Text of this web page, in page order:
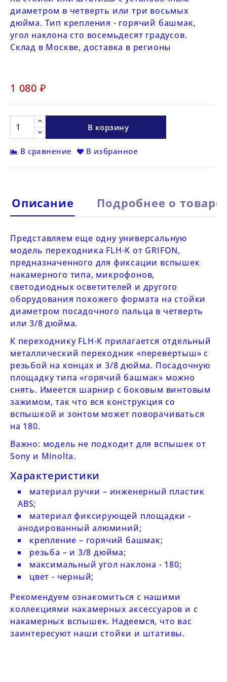
диаметром в четверть или три восьмых
дюйма. Тип крепления - горячий башмак,
угол наклона сто восемьдесят градусов.
Склад в Москве, доставка в регионы
1 080 ₽
В корзину
В сравнение В избранное
Описание Подробнее о товаре
Представляем еще одну универсальную
модель переходника FLH-K от GRIFON,
предназначенного для фиксации вспышек
накамерного типа, микрофонов,
светодиодных осветителей и другого
оборудования похожего формата на стойки
диаметром посадочного пальца в четверть
или 3/8 дюйма.
К переходнику FLH-K прилагается отдельный
металлический переходник «перевертыш» с
резьбой на концах и 3/8 дюйма. Посадочную
площадку типа «горячий башмак» можно
снять. Имеется шарнир с боковым винтовым
зажимом, так что вся конструкция со
вспышкой и зонтом может поворачиваться
на 180.
Важно: модель не подходит для вспышек от
Sony и Minolta.
Характеристики
материал ручки – инженерный пластик
ABS;
материал фиксирующей площадки -
анодированный алюминий;
крепление – горячий башмак;
резьба – и 3/8 дюйма;
максимальный угол наклона - 180;
цвет - черный;
Рекомендуем ознакомиться с нашими
коллекциями накамерных аксессуаров и с
накамерных вспышек. Надеемся, что вас
заинтересуют нашистойки и штативы.